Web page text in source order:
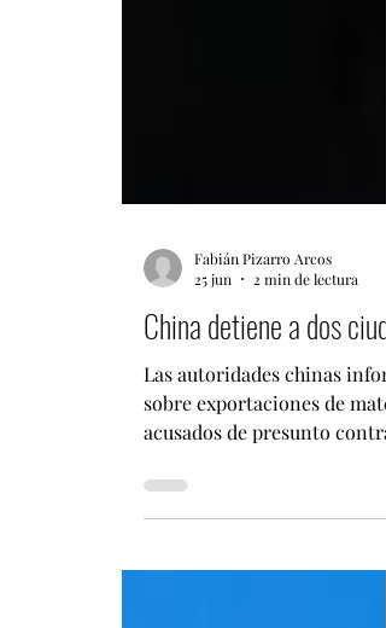
Fabián Pizarro Arcos
25 jun
2 min de lectura
China detiene a dos
Las autoridades chinas
acusados de presunto
minerales estratégicos